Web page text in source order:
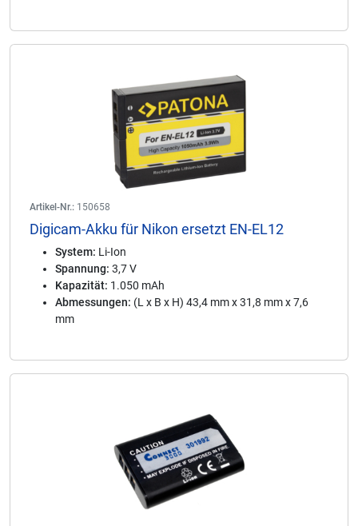
Artikel-Nr.: 150658
Digicam-Akku für Nikon ersetzt EN-EL12
System: Li-Ion
Spannung: 3,7 V
Kapazität: 1.050 mAh
Abmessungen: (L x B x H) 43,4 mm x 31,8 mm x 7,6
mm